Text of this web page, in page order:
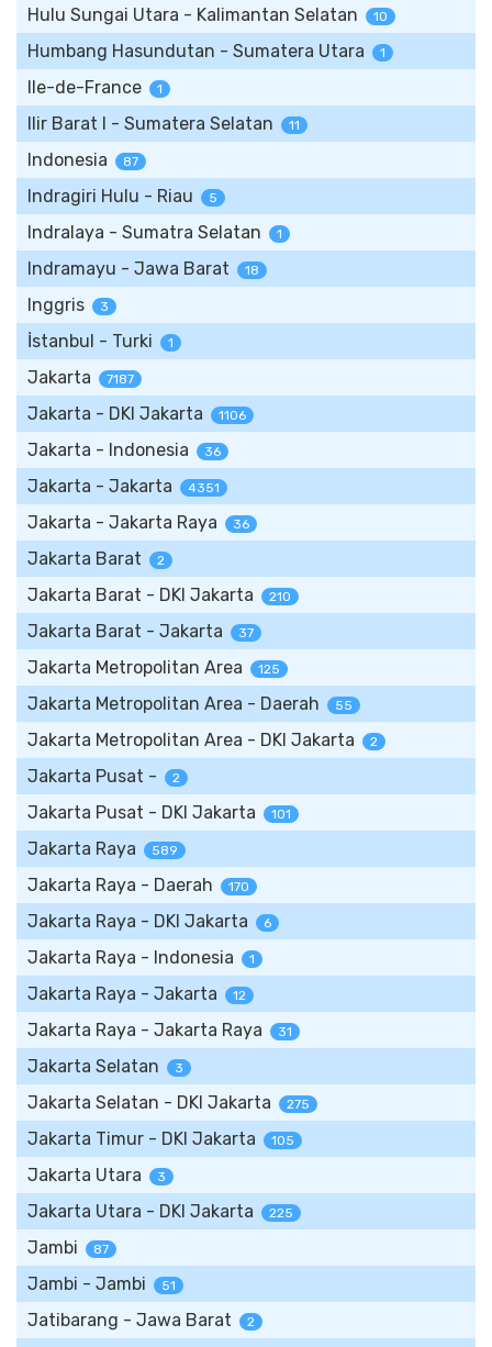
Hulu Sungai Utara - Kalimantan Selatan 10
Humbang Hasundutan - Sumatera Utara 1
Ile-de-France 1
Ilir Barat I - Sumatera Selatan 11
Indonesia 87
Indragiri Hulu - Riau 5
Indralaya - Sumatra Selatan 1
Indramayu - Jawa Barat 18
Inggris 3
İstanbul - Turki 1
Jakarta 7187
Jakarta - DKI Jakarta 1106
Jakarta - Indonesia 36
Jakarta - Jakarta 4351
Jakarta - Jakarta Raya 36
Jakarta Barat 2
Jakarta Barat - DKI Jakarta 210
Jakarta Barat - Jakarta 37
Jakarta Metropolitan Area 125
Jakarta Metropolitan Area - Daerah 55
Jakarta Metropolitan Area - DKI Jakarta 2
Jakarta Pusat - 2
Jakarta Pusat - DKI Jakarta 101
Jakarta Raya 589
Jakarta Raya - Daerah 170
Jakarta Raya - DKI Jakarta 6
Jakarta Raya - Indonesia 1
Jakarta Raya - Jakarta 12
Jakarta Raya - Jakarta Raya 31
Jakarta Selatan 3
Jakarta Selatan - DKI Jakarta 275
Jakarta Timur - DKI Jakarta 105
Jakarta Utara 3
Jakarta Utara - DKI Jakarta 225
Jambi 87
Jambi - Jambi 51
Jatibarang - Jawa Barat 2